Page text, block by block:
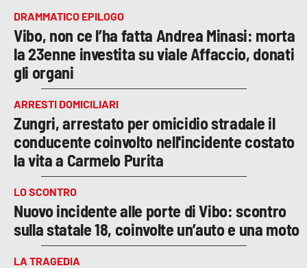
DRAMMATICO EPILOGO
Vibo, non ce l’ha fatta Andrea Minasi: morta
la 23enne investita su viale Affaccio, donati
gli organi
ARRESTI DOMICILIARI
Zungri, arrestato per omicidio stradale il
conducente coinvolto nell'incidente costato
la vita a Carmelo Purita
LO SCONTRO
Nuovo incidente alle porte di Vibo: scontro
sulla statale 18, coinvolte un’auto e una moto
LA TRAGEDIA